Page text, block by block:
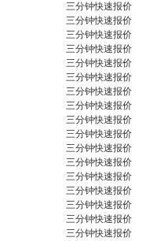
三分钟快速报价
三分钟快速报价
三分钟快速报价
三分钟快速报价
三分钟快速报价
三分钟快速报价
三分钟快速报价
三分钟快速报价
三分钟快速报价
三分钟快速报价
三分钟快速报价
三分钟快速报价
三分钟快速报价
三分钟快速报价
三分钟快速报价
三分钟快速报价
三分钟快速报价